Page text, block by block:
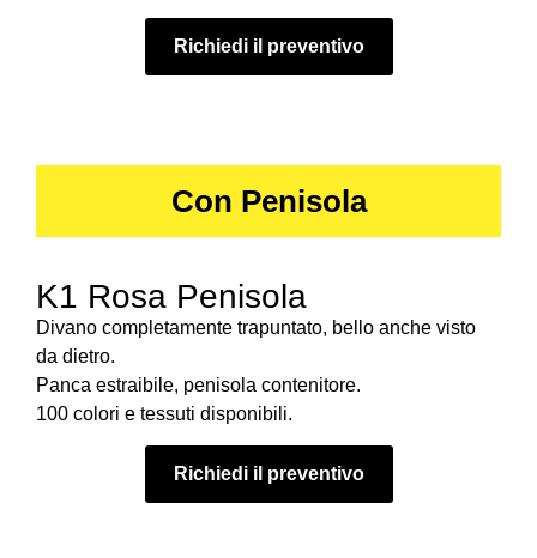
Richiedi il preventivo
Con Penisola
K1 Rosa Penisola
Divano completamente trapuntato, bello anche visto
da dietro.
Panca estraibile, penisola contenitore.
100 colori e tessuti disponibili.
Richiedi il preventivo